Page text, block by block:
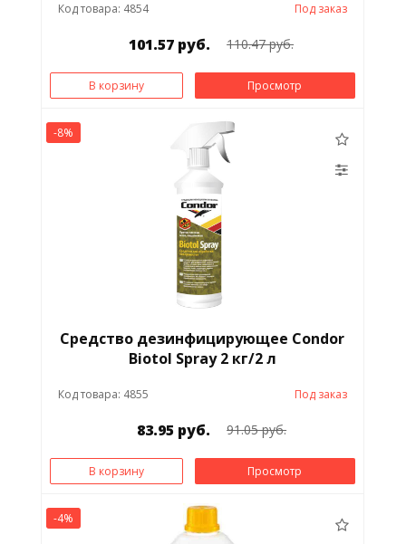
Код товара: 4854 Под заказ
101.57 руб. 110.47 руб.
В корзину Просмотр
-8%
Средство дезинфицирующее Condor
Biotol Spray 2 кг/2 л
Код товара: 4855 Под заказ
83.95 руб. 91.05 руб.
В корзину Просмотр
-4%